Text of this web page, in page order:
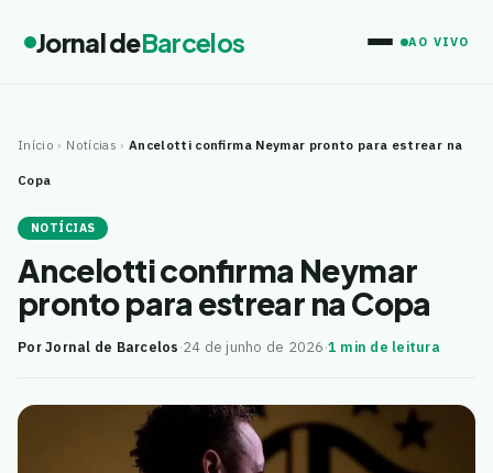
Jornal deBarcelos AO VIVO
Início › Notícias › Ancelotti confirma Neymar pronto para estrear na
Copa
NOTÍCIAS
Ancelotti confirma Neymar
pronto para estrear na Copa
Por Jornal de Barcelos·24 de junho de 2026·1 min de leitura